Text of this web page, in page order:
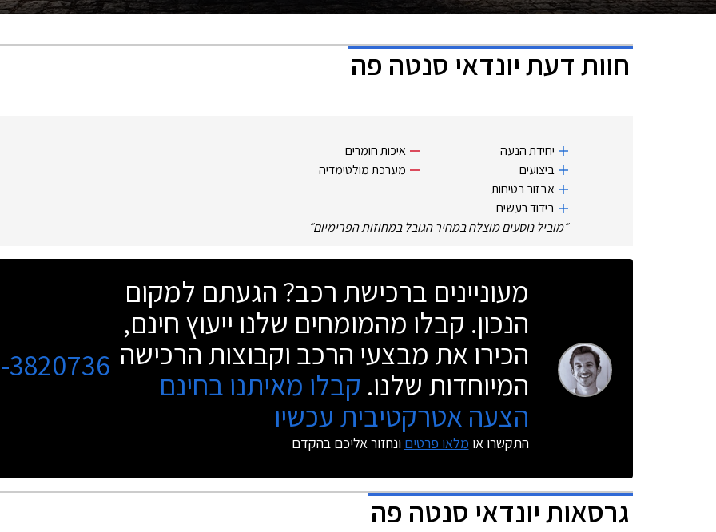
חוות דעתיונדאי סנטה פה
יחידת הנעה
ביצועים
אבזור בטיחות
בידוד רעשים
איכות חומרים
מערכת מולטימדיה
״מוביל נוסעים מוצלח במחיר הגובל במחוזות הפרימיום״
מעוניינים ברכישת רכב? הגעתם למקום
הנכון. קבלו מהמומחים שלנו ייעוץ חינם,
הכירו את מבצעי הרכב וקבוצות הרכישה
המיוחדות שלנו. קבלו מאיתנו בחינם
הצעה אטרקטיבית עכשיו
התקשרו או מלאו פרטים ונחזור אליכם בהקדם
3820736
גרסאותיונדאי סנטה פה